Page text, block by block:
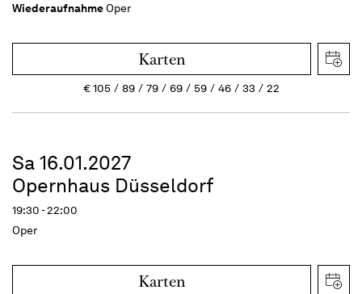
WiederaufnahmeOper
Karten
€105 89 79 69 59 46 33 22
Sa 16.01.2027
Opernhaus Düsseldorf
19:30 - 22:00
Oper
Karten